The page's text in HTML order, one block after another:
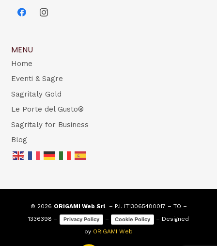
MENU
Home
Eventi & Sagre
Sagritaly Gold
Le Porte del Gusto®
Sagritaly for Business
Blog
© 2026 ORIGAMI Web Srl– P.I. IT13065480017 – TO –
1336398 –
Privacy Policy – Cookie Policy
– Designed
by ORIGAMI Web